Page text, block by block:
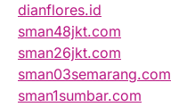
dianflores.id
sman48jkt.com
sman26jkt.com
sman03semarang.com
sman1sumbar.com